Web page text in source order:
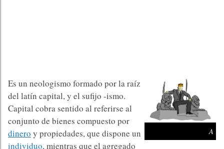
A
Es un neologismo formado por la raíz
del latín capital, y el sufijo -ismo.​
Capital cobra sentido al referirse al
conjunto de bienes compuesto por
dinero y propiedades, que dispone un
individuo, mientras que el agregado